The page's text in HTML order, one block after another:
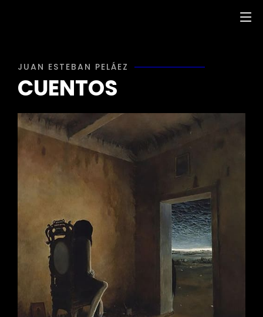
JUAN ESTEBAN PELÁEZ
CUENTOS